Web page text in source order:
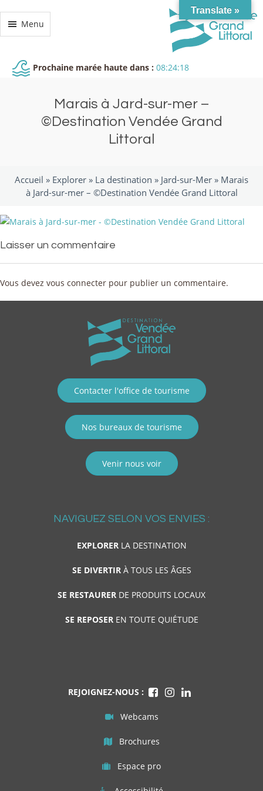
Menu
Prochaine marée haute dans : 08:24:18
Marais à Jard-sur-mer –
©Destination Vendée Grand
Littoral
Accueil » Explorer » La destination » Jard-sur-Mer » Marais
à Jard-sur-mer – ©Destination Vendée Grand Littoral
Laisser un commentaire
Vous devez vous connecter pour publier un commentaire.
Contacter l'office de tourisme
Nos bureaux de tourisme
Venir nous voir
NAVIGUEZ SELON VOS ENVIES :
EXPLORERLA DESTINATION
SE DIVERTIRÀ TOUS LES ÂGES
SE RESTAURER DE PRODUITS LOCAUX
SE REPOSEREN TOUTE QUIÉTUDE
REJOIGNEZ-NOUS :
Webcams
Brochures
Espace pro
Translate »